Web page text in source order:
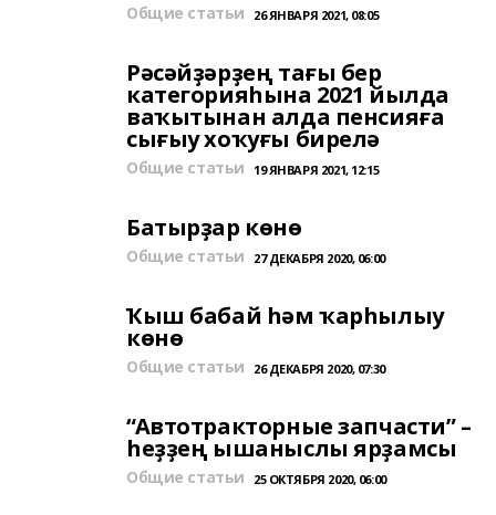
Общие статьи 26 ЯНВАРЯ 2021, 08:05
Рәсәйҙәрҙең тағы бер
категорияһына 2021 йылда
ваҡытынан алда пенсияға
сығыу хоҡуғы бирелә
Общие статьи 19 ЯНВАРЯ 2021, 12:15
Батырҙар көнө
Общие статьи 27 ДЕКАБРЯ 2020, 06:00
Ҡыш бабай һәм ҡарһылыу
көнө
Общие статьи 26 ДЕКАБРЯ 2020, 07:30
“Автотракторные запчасти” –
һеҙҙең ышаныслы ярҙамсы
Общие статьи 25 ОКТЯБРЯ 2020, 06:00